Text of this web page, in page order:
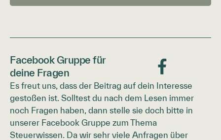
Facebook Gruppe für
deine Fragen
Es freut uns, dass der Beitrag auf dein Interesse
gestoßen ist. Solltest du nach dem Lesen immer
noch Fragen haben, dann stelle sie doch bitte in
unserer Facebook Gruppe zum Thema
Steuerwissen. Da wir sehr viele Anfragen über